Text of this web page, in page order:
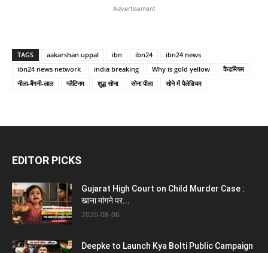
Advertisement
TAGS aakarshan uppal ibn ibn24
ibn24 news
ibn24 news network
india breaking Why is gold yellow
कैडमियम
नीला-बैंगनी-लाल
प्लैटिनम शुद्ध सोना सोना पीला सोने में पैलेडियम
EDITOR PICKS
Gujarat High Court on Child Murder Case :
खाना मांगने पर...
2026-08-06
Deepke to Launch Kya Bolti Public Campaign